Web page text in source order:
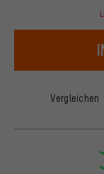
Vergleichen